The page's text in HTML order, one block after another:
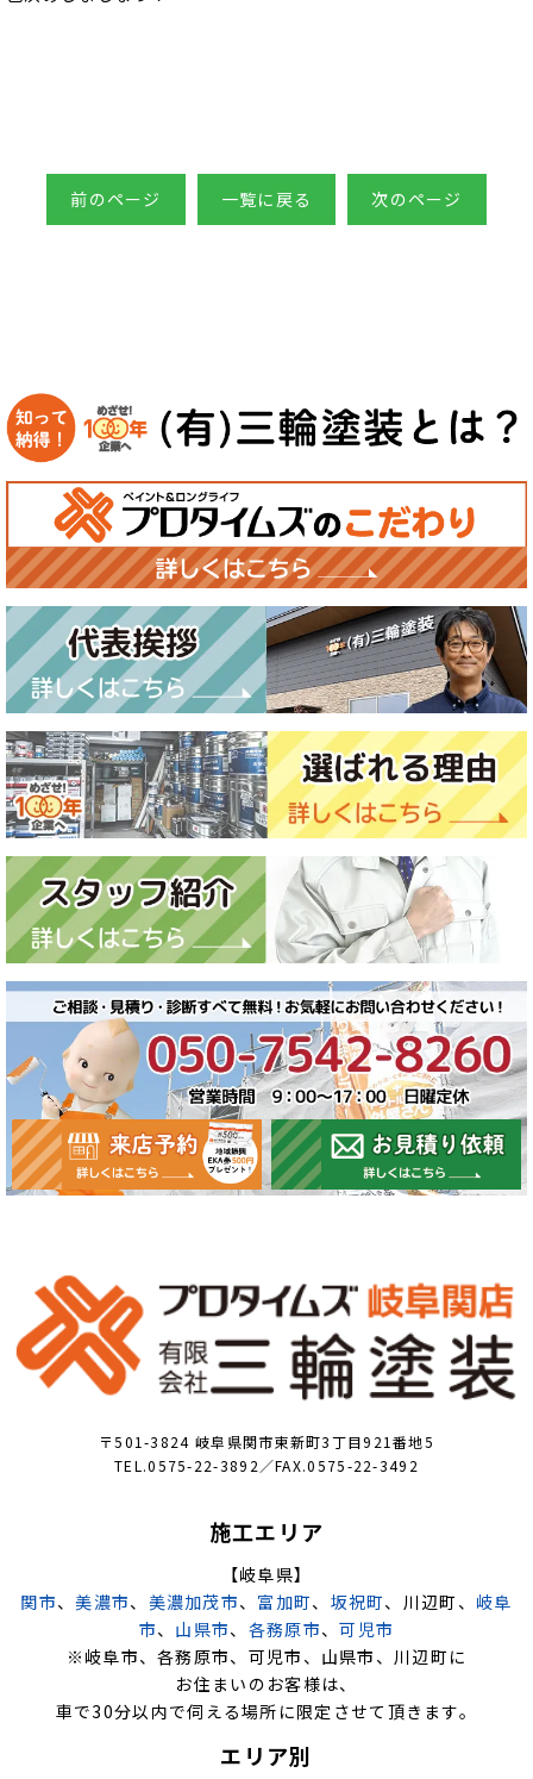
前のページ 一覧に戻る 次のページ
〒501-3824 岐阜県関市東新町3丁目921番地5
TEL.0575-22-3892／FAX.0575-22-3492
施工エリア
【岐阜県】
関市、美濃市、 美濃加茂市、 富加町、 坂祝町、川辺町、 岐阜
市、 山県市、 各務原市、可児市
※岐阜市、各務原市、可児市、山県市、川辺町に
お住まいのお客様は、
車で30分以内で伺える場所に限定させて頂きます。
エリア別